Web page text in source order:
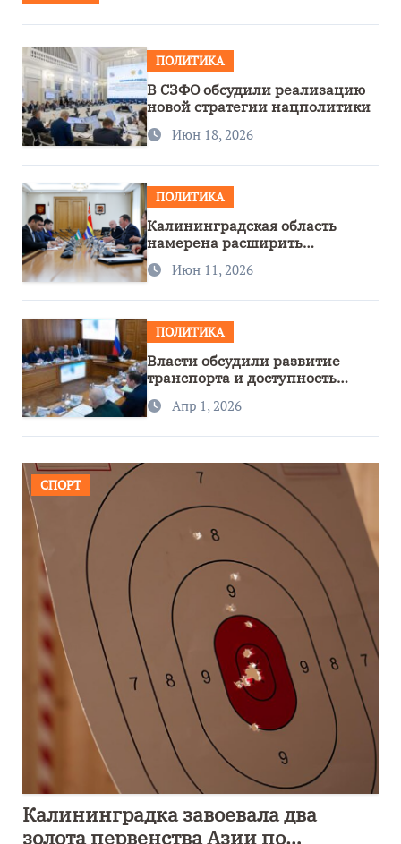
ПОЛИТИКА
В СЗФО обсудили реализацию
новой стратегии нацполитики
Июн 18, 2026
ПОЛИТИКА
Калининградская область
намерена расширить
сотрудничество с Узбекистаном
Июн 11, 2026
ПОЛИТИКА
Власти обсудили развитие
транспорта и доступность
региона
Апр 1, 2026
СПОРТ
Калининградка завоевала два
золота первенства Азии по